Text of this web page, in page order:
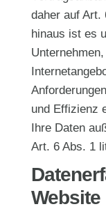
daher auf Art.
hinaus ist es
und Effizienz
Ihre Daten
Art. 6 Abs. 1
Website